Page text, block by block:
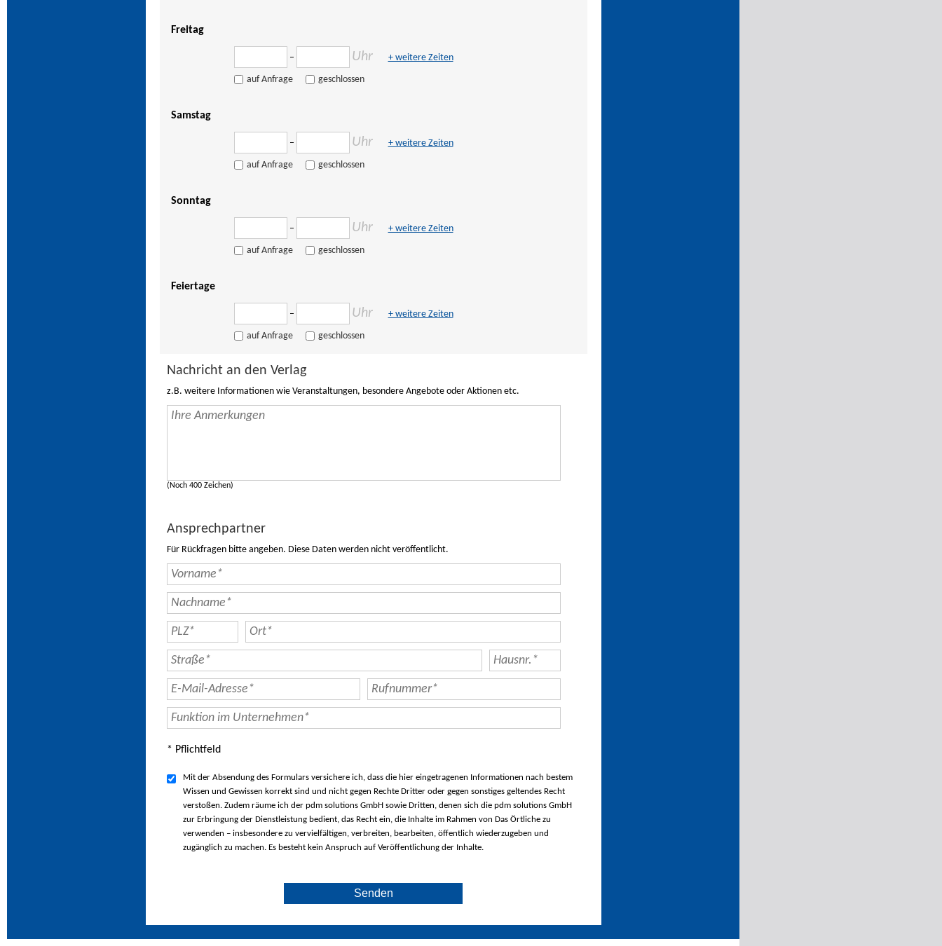
Freitag
– Uhr + weitere Zeiten
auf Anfrage geschlossen
Samstag
– Uhr + weitere Zeiten
auf Anfrage geschlossen
Sonntag
– Uhr + weitere Zeiten
auf Anfrage geschlossen
Feiertage
– Uhr + weitere Zeiten
auf Anfrage geschlossen
Nachricht an den Verlag
z.B. weitere Informationen wie Veranstaltungen, besondere Angebote oder Aktionen etc.
(Noch 400 Zeichen)
Ansprechpartner
Für Rückfragen bitte angeben. Diese Daten werden nicht veröffentlicht.
* Pflichtfeld
Mit der Absendung des Formulars versichere ich, dass die hier eingetragenen Informationen nach bestem
Wissen und Gewissen korrekt sind und nicht gegen Rechte Dritter oder gegen sonstiges geltendes Recht
verstoßen. Zudem räume ich der pdm solutions GmbH sowie Dritten, denen sich die pdm solutions GmbH
zur Erbringung der Dienstleistung bedient, das Recht ein, die Inhalte im Rahmen von Das Örtliche zu
verwenden – insbesondere zu vervielfältigen, verbreiten, bearbeiten, öffentlich wiederzugeben und
zugänglich zu machen. Es besteht kein Anspruch auf Veröffentlichung der Inhalte.
Senden